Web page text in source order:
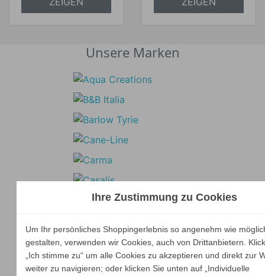
Unsere Marken
Ihre Zustimmung zu Cookies
Um Ihr persönliches Shoppingerlebnis so angenehm wie
gestalten, verwenden wir Cookies, auch von Drittanbietern.
„Ich stimme zu“ um alle Cookies zu akzeptieren und direkt zur
weiter zu navigieren; oder klicken Sie unten auf „Individuelle